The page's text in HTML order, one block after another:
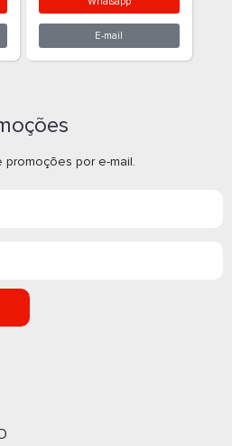
- Cadeira
Cadeira Cavaletti
3022
por e-mail.